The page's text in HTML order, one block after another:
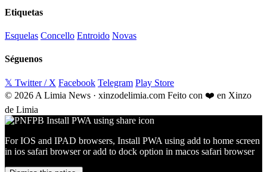
Etiquetas
Esquelas Concello Entroido Novas
Séguenos
𝕏 Twitter / X Facebook Telegram Play Store
© 2026 A Limia News · xinzodelimia.com Feito con ❤️ en Xinzo
de Limia
For IOS and IPAD browsers, Install PWA using add to home screen
in ios safari browser or add to dock option in macos safari browser